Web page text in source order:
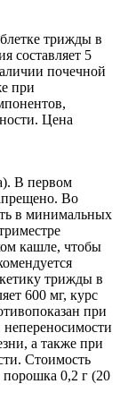
трижды в
составляет 5
почечной
при
Цена
В первом
Во
в минимальных
кашле, чтобы
трижды в
600 мг, курс
при
а также при
Стоимость
порошка 0,2 г (20